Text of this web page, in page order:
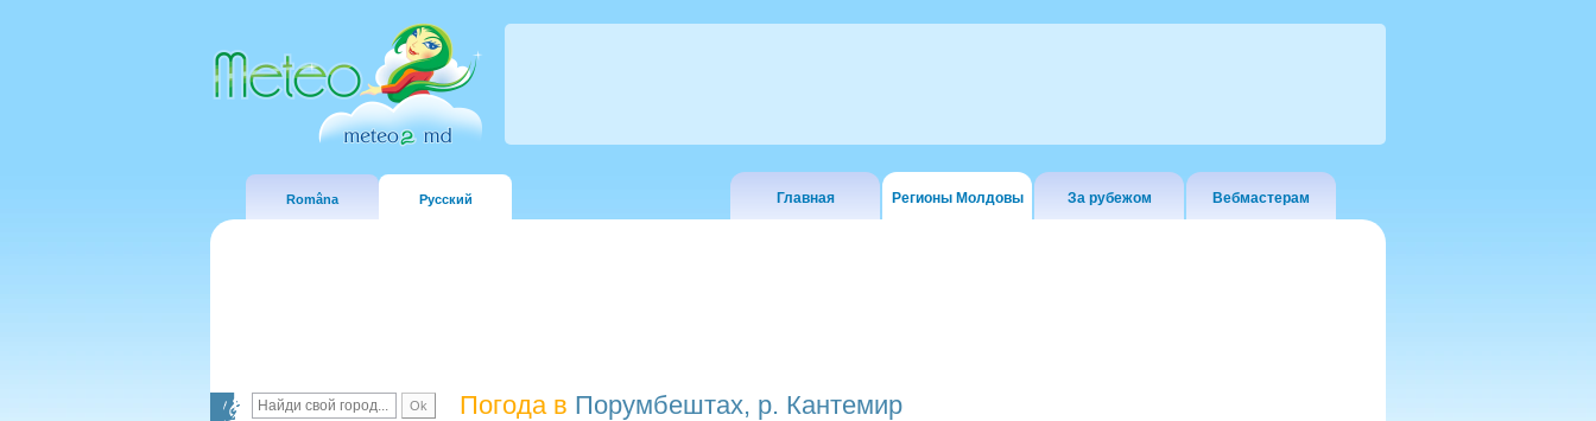
Româna Русский Главная Регионы Молдовы За рубежом Вебмастерам
Погода в Порумбештах, р. Кантемир